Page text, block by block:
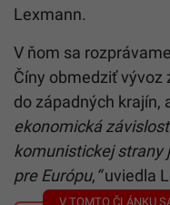
Lexmann.
V ňom sa
Číny obmedziť
do západných krajín,
ekonomická
komunistickej strany
pre Európu,“uviedla